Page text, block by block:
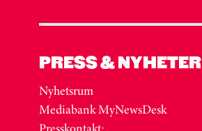
PRESS & NYHETER
Nyhetsrum
Mediabank MyNewsDesk